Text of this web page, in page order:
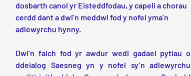
dosbarth canol yr Eisteddfodau, y capeli a chorau
cerdd dant a dwi’n meddwl fod y nofel yma’n
adlewyrchu hynny.
Dwi’n falch fod yr awdur wedi gadael pytiau o
ddeialog Saesneg yn y nofel sy’n adlewyrchu